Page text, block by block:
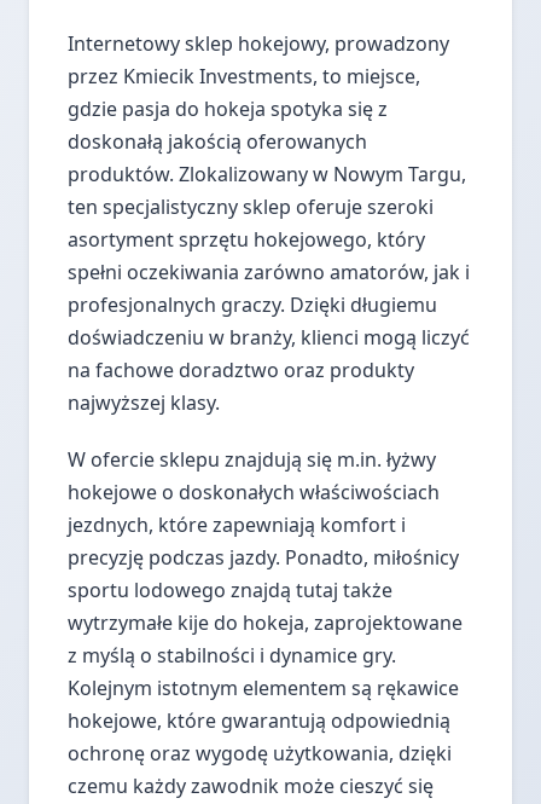
Internetowy sklep hokejowy, prowadzony
przez Kmiecik Investments, to miejsce,
gdzie pasja do hokeja spotyka się z
doskonałą jakością oferowanych
produktów. Zlokalizowany w Nowym Targu,
ten specjalistyczny sklep oferuje szeroki
asortyment sprzętu hokejowego, który
spełni oczekiwania zarówno amatorów, jak i
profesjonalnych graczy. Dzięki długiemu
doświadczeniu w branży, klienci mogą liczyć
na fachowe doradztwo oraz produkty
najwyższej klasy.
W ofercie sklepu znajdują się m.in. łyżwy
hokejowe o doskonałych właściwościach
jezdnych, które zapewniają komfort i
precyzję podczas jazdy. Ponadto, miłośnicy
sportu lodowego znajdą tutaj także
wytrzymałe kije do hokeja, zaprojektowane
z myślą o stabilności i dynamice gry.
Kolejnym istotnym elementem są rękawice
hokejowe, które gwarantują odpowiednią
ochronę oraz wygodę użytkowania, dzięki
czemu każdy zawodnik może cieszyć się